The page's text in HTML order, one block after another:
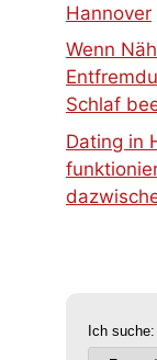
Hannover
Wenn
Schlaf
Dating in